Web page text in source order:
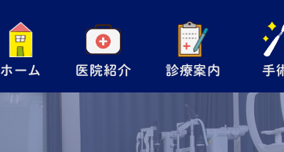
ホーム 医院紹介 診療案内
小児眼科
手
手術内容
翼状片手